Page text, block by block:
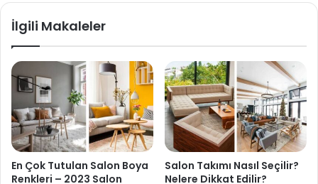
İlgili Makaleler
En Çok Tutulan Salon Boya
Renkleri – 2023 Salon
Salon Takımı Nasıl Seçilir?
Nelere Dikkat Edilir?